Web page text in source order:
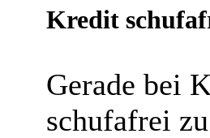
Kredit
Gerade bei
schufafrei